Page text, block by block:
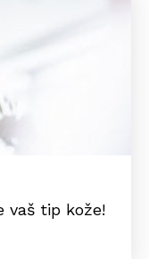
vaš tip kože!